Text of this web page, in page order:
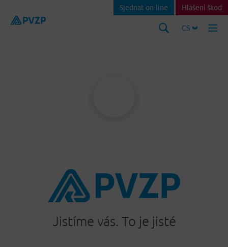
CS
Sjednat on-line Hlášení škod
Jistíme vás. To je jisté